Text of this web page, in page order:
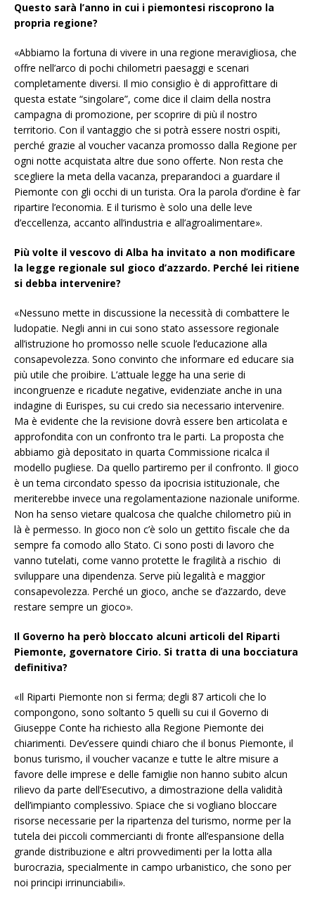
Questo sarà l’anno in cui i piemontesi riscoprono la
propria regione?
«Abbiamo la fortuna di vivere in una regione meravigliosa, che
offre nell’arco di pochi chilometri paesaggi e scenari
completamente diversi. Il mio consiglio è di approfittare di
questa estate “singolare”, come dice il claim della nostra
campagna di promozione, per scoprire di più il nostro
territorio. Con il vantaggio che si potrà essere nostri ospiti,
perché grazie al voucher vacanza promosso dalla Regione per
ogni notte acquistata altre due sono offerte. Non resta che
scegliere la meta della vacanza, preparandoci a guardare il
Piemonte con gli occhi di un turista. Ora la parola d’ordine è far
ripartire l’economia. E il turismo è solo una delle leve
d’eccellenza, accanto all’industria e all’agroalimentare».
Più volte il vescovo di Alba ha invitato a non modificare
la legge regionale sul gioco d’azzardo. Perché lei ritiene
si debba intervenire?
«Nessuno mette in discussione la necessità di combattere le
ludopatie. Negli anni in cui sono stato assessore regionale
all’istruzione ho promosso nelle scuole l’educazione alla
consapevolezza. Sono convinto che informare ed educare sia
più utile che proibire. L’attuale legge ha una serie di
incongruenze e ricadute negative, evidenziate anche in una
indagine di Eurispes, su cui credo sia necessario intervenire.
Ma è evidente che la revisione dovrà essere ben articolata e
approfondita con un confronto tra le parti. La proposta che
abbiamo già depositato in quarta Commissione ricalca il
modello pugliese. Da quello partiremo per il confronto. Il gioco
è un tema circondato spesso da ipocrisia istituzionale, che
meriterebbe invece una regolamentazione nazionale uniforme.
Non ha senso vietare qualcosa che qualche chilometro più in
là è permesso. In gioco non c’è solo un gettito fiscale che da
sempre fa comodo allo Stato. Ci sono posti di lavoro che
vanno tutelati, come vanno protette le fragilità a rischio di
sviluppare una dipendenza. Serve più legalità e maggior
consapevolezza. Perché un gioco, anche se d’azzardo, deve
restare sempre un gioco».
Il Governo ha però bloccato alcuni articoli del Riparti
Piemonte, governatore Cirio. Si tratta di una bocciatura
definitiva?
«Il Riparti Piemonte non si ferma; degli 87 articoli che lo
compongono, sono soltanto 5 quelli su cui il Governo di
Giuseppe Conte ha richiesto alla Regione Piemonte dei
chiarimenti. Dev’essere quindi chiaro che il bonus Piemonte, il
bonus turismo, il voucher vacanze e tutte le altre misure a
favore delle imprese e delle famiglie non hanno subito alcun
rilievo da parte dell’Esecutivo, a dimostrazione della validità
dell’impianto complessivo. Spiace che si vogliano bloccare
risorse necessarie per la ripartenza del turismo, norme per la
tutela dei piccoli commercianti di fronte all’espansione della
grande distribuzione e altri provvedimenti per la lotta alla
burocrazia, specialmente in campo urbanistico, che sono per
noi principi irrinunciabili».